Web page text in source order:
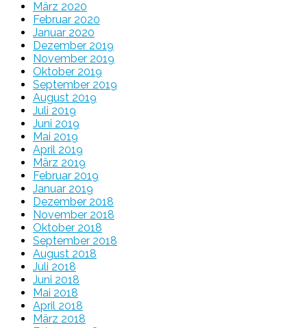
März 2020
Februar 2020
Januar 2020
Dezember 2019
November 2019
Oktober 2019
September 2019
August 2019
Juli 2019
Juni 2019
Mai 2019
April 2019
März 2019
Februar 2019
Januar 2019
Dezember 2018
November 2018
Oktober 2018
September 2018
August 2018
Juli 2018
Juni 2018
Mai 2018
April 2018
März 2018